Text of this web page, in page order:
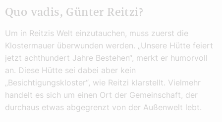
Quo vadis, Günter Reitzi?
Um in Reitzis Welt einzutauchen, muss zuerst die
Klostermauer überwunden werden. „Unsere Hütte feiert
jetzt achthundert Jahre Bestehen“, merkt er humorvoll
an. Diese Hütte sei dabei aber kein
„Besichtigungskloster“, wie Reitzi klarstellt. Vielmehr
handelt es sich um einen Ort der Gemeinschaft, der
durchaus etwas abgegrenzt von der Außenwelt lebt.